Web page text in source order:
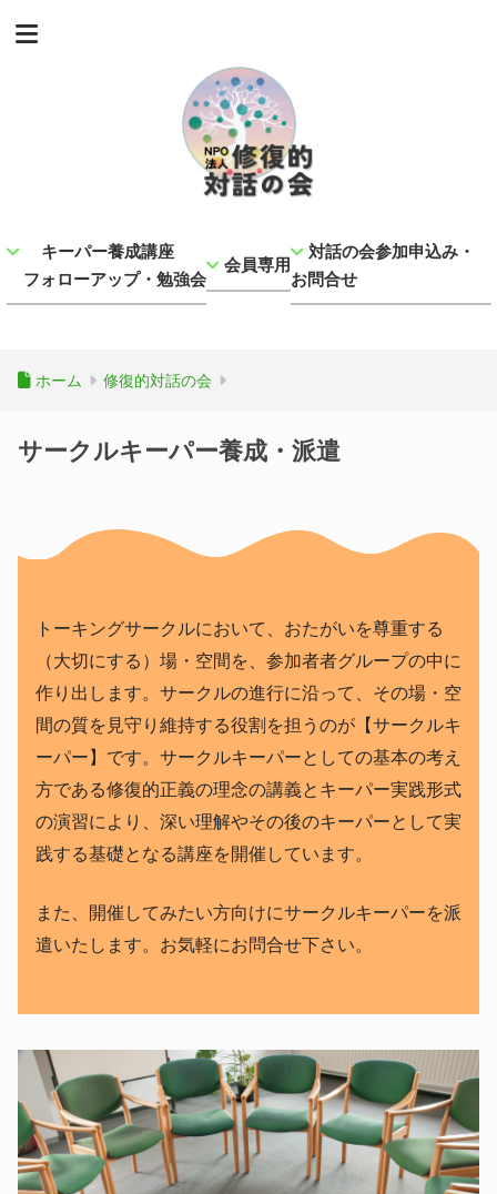
キーパー養成講座
フォローアップ・勉強会
会員専用
対話の会参加申込み・
お問合せ
ホーム 修復的対話の会
サークルキーパー養成・派遣
トーキングサークルにおいて、おたがいを尊重する
（大切にする）場・空間を、参加者者グループの中に
作り出します。サークルの進行に沿って、その場・空
間の質を見守り維持する役割を担うのが【サークルキ
ーパー】です。サークルキーパーとしての基本の考え
方である修復的正義の理念の講義とキーパー実践形式
の演習により、深い理解やその後のキーパーとして実
践する基礎となる講座を開催しています。
また、開催してみたい方向けにサークルキーパーを派
遣いたします。お気軽にお問合せ下さい。